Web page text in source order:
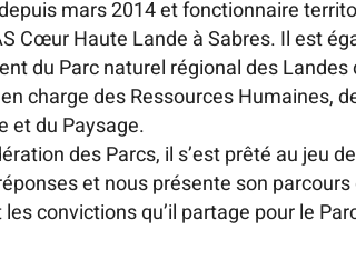
mars 2014 et fonctionnaire
Cœur Haute Lande à Sabres. Il est
du Parc naturel régional des Landes
charge des Ressources Humaines,
et du Paysage.
des Parcs, il s’est prêté au jeu
et nous présente son parcours
convictions qu’il partage pour le